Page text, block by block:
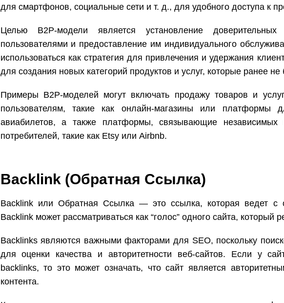
для смартфонов, социальные сети и т. д., для удобного доступа к
Целью B2P-модели является установление
пользователями и предоставление им индивидуального
использоваться как стратегия для привлечения и удержания
для создания новых категорий продуктов и услуг, которые ранее
Примеры B2P-моделей могут включать продажу товаров и
пользователям, такие как онлайн-магазины или платформы
авиабилетов, а также платформы, связывающие независимых
потребителей, такие как Etsy или Airbnb.
Backlink (Обратная Ссылка)
Backlink или Обратная Ссылка — это ссылка, которая ведет с
Backlink может рассматриваться как “голос” одного сайта, который
Backlinks являются важными факторами для SEO, поскольку
для оценки качества и авторитетности веб-сайтов. Если у
backlinks, то это может означать, что сайт является
контента.